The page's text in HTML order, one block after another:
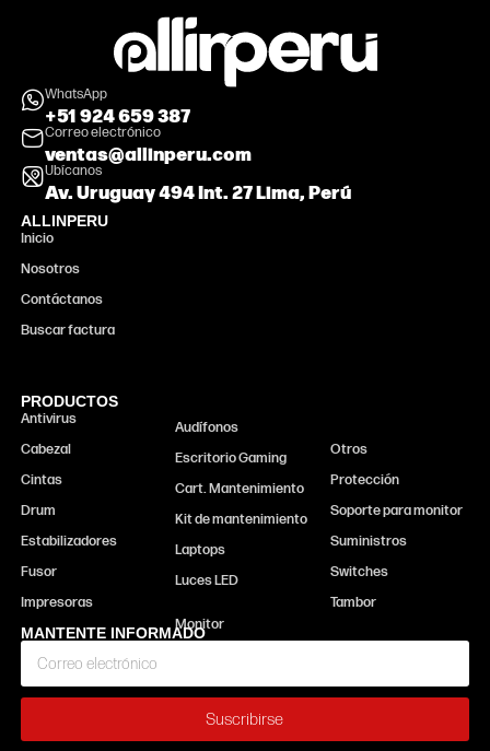
WhatsApp
+51 924 659 387
Correo electrónico
ventas@allinperu.com
Ubícanos
Av. Uruguay 494 Int. 27 Lima, Perú
ALLINPERU
Inicio
Nosotros
Contáctanos
Buscar factura
PRODUCTOS
Antivirus
Cabezal
Cintas
Drum
Estabilizadores
Fusor
Impresoras
Audífonos
Escritorio Gaming
Cart. Mantenimiento
Kit de mantenimiento
Laptops
Luces LED
Otros
Protección
Soporte para monitor
Suministros
Switches
Tambor
MANTENTE INFORMADO
Suscribirse